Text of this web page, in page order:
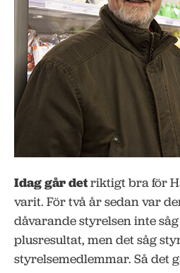
Idag går detriktigt bra för
varit. För två år sedan var
dåvarande styrelsen inte
plusresultat, men det såg
styrelsemedlemmar. Så det